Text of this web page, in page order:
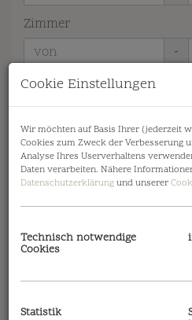
Zimmer
-
Wohnfläche (von/bis)
Weitere Suchoptionen
Filter
BAUgrundSTÜCK mit
Cookie Einstellungen
Wir möchten auf Basis Ihrer (jederzeit
Cookies zum Zweck der Verbesserung
Analyse Ihres Userverhaltens
Daten verarbeiten. Nähere
Datenschutzerklärungund unserer
Technisch notwendige
Cookies
Statistik